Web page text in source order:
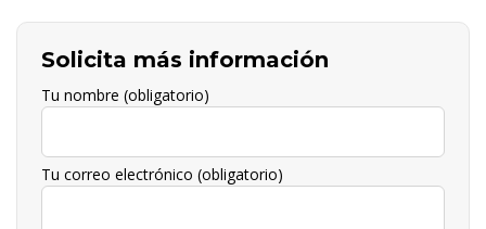
Solicita más información
Tu nombre (obligatorio)
Tu correo electrónico (obligatorio)